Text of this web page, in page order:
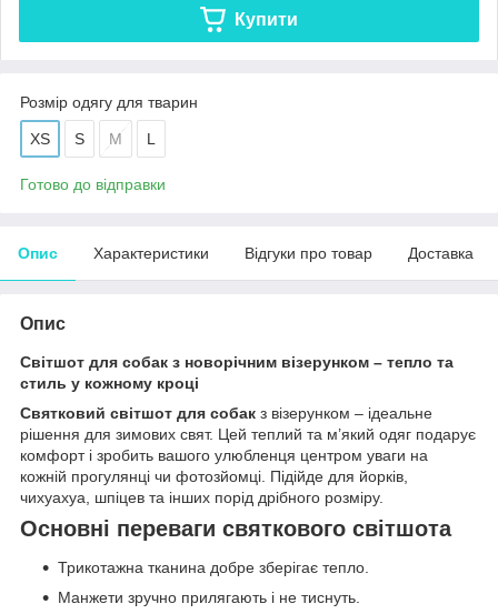
Купити
Розмір одягу для тварин
XS S M L
Готово до відправки
Опис Характеристики Відгуки про товар Доставка
Опис
Світшот для собак з новорічним візерунком – тепло та
стиль у кожному кроці
Святковий світшот для собак з візерунком – ідеальне
рішення для зимових свят. Цей теплий та м’який одяг подарує
комфорт і зробить вашого улюбленця центром уваги на
кожній прогулянці чи фотозйомці. Підійде для йорків,
чихуахуа, шпіцев та інших порід дрібного розміру.
Основні переваги святкового світшота
Трикотажна тканина добре зберігає тепло.
Манжети зручно прилягають і не тиснуть.